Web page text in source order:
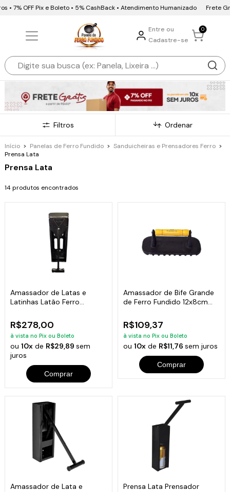
7% OFF Pix e Boleto • 5% CashBack • Atendimento Humanizado Frete
Entre ou
Cadastre-se
0
Filtros Ordenar
Início > Panelas de Ferro Fundido > Sanduicheiras e Prensadores Ferro >
Prensa Lata
Prensa Lata
14 produtos encontrados
Amassador de Latas e
Latinhas Latão Ferro
R$278,00
à vista no Pix ou Boleto
ou10x de R$29,89sem
juros
Comprar
Amassador de Bife Grande
de Ferro Fundido 12x8cm
R$109,37
à vista no Pix ou Boleto
ou 10xde R$11,76 sem juros
Comprar
Amassador de Lata e
Prensa Lata Prensador